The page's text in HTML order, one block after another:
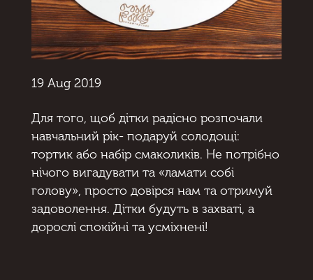
19 Aug 2019
Для того, щоб дітки радісно розпочали
навчальний рік- подаруй солодощі:
тортик або набір смаколиків. Не потрібно
нічого вигадувати та «ламати собі
голову», просто довірся нам та отримуй
задоволення. Дітки будуть в захваті, а
дорослі спокійні та усміхнені!